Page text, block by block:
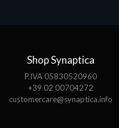
Shop Synaptica
P.IVA 05830520960
+39 02 00704272
customercare@synaptica.info